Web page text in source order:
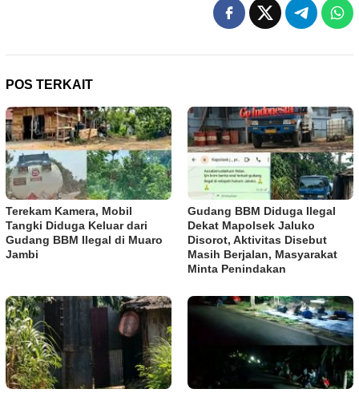
POS TERKAIT
Terekam Kamera, Mobil
Tangki Diduga Keluar dari
Gudang BBM Ilegal di Muaro
Jambi
Gudang BBM Diduga Ilegal
Dekat Mapolsek Jaluko
Disorot, Aktivitas Disebut
Masih Berjalan, Masyarakat
Minta Penindakan